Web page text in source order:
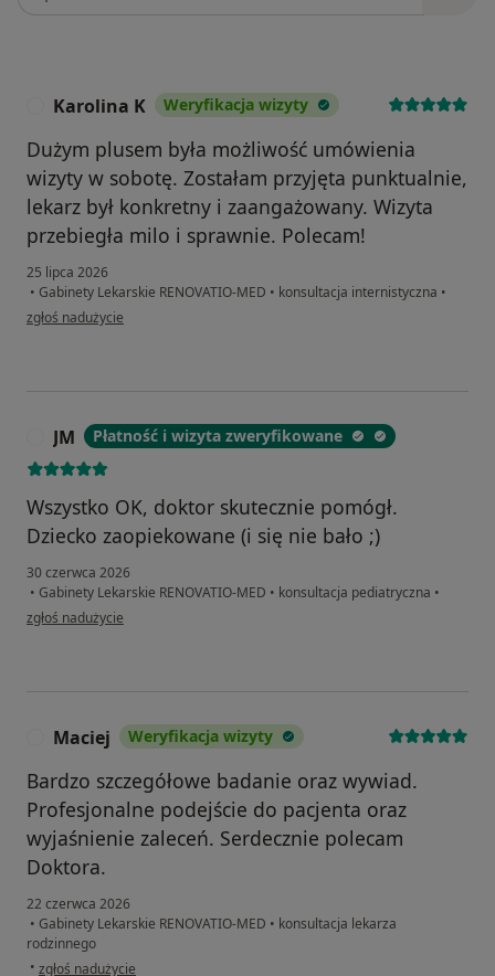
Karolina K Weryfikacja wizyty
Dużym plusem była możliwość umówienia
wizyty w sobotę. Zostałam przyjęta punktualnie,
lekarz był konkretny i zaangażowany. Wizyta
przebiegła milo i sprawnie. Polecam!
25 lipca 2026
• Gabinety Lekarskie RENOVATIO-MED • konsultacja internistyczna •
w opinii użytkownika Karolina K
zgłoś nadużycie
JM Płatność i wizyta zweryfikowane
Wszystko OK, doktor skutecznie pomógł.
Dziecko zaopiekowane (i się nie bało ;)
30 czerwca 2026
• Gabinety Lekarskie RENOVATIO-MED • konsultacja pediatryczna •
w opinii użytkownika JM
zgłoś nadużycie
Maciej Weryfikacja wizyty
Bardzo szczegółowe badanie oraz wywiad.
Profesjonalne podejście do pacjenta oraz
wyjaśnienie zaleceń. Serdecznie polecam
Doktora.
22 czerwca 2026
• Gabinety Lekarskie RENOVATIO-MED • konsultacja lekarza
rodzinnego
• w opinii użytkownika Maciej
zgłoś nadużycie